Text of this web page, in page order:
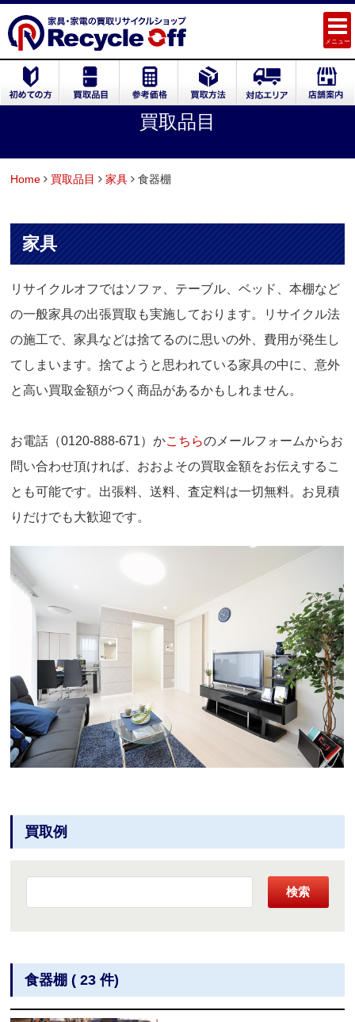
メニュー
買取品目
Home 買取品目 家具 食器棚
家具
リサイクルオフではソファ、テーブル、ベッド、本棚など
の一般家具の出張買取も実施しております。リサイクル法
の施工で、家具などは捨てるのに思いの外、費用が発生し
てしまいます。捨てようと思われている家具の中に、意外
と高い買取金額がつく商品があるかもしれません。
お電話（0120-888-671）かこちらのメールフォームからお
問い合わせ頂ければ、おおよその買取金額をお伝えするこ
とも可能です。出張料、送料、査定料は一切無料。お見積
りだけでも大歓迎です。
買取例
検索
食器棚 ( 23 件)